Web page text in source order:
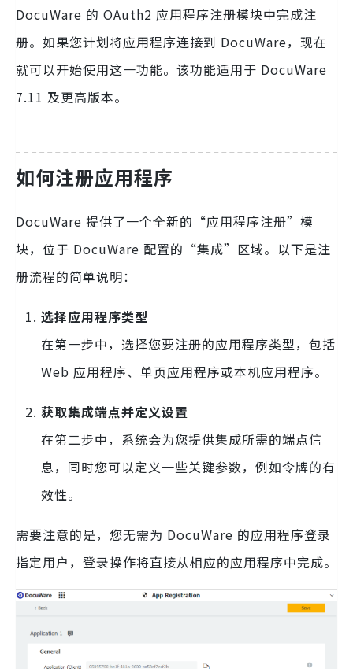
DocuWare 的 OAuth2 应用程序注册模块中完成注
册。如果您计划将应用程序连接到 DocuWare，现在
就可以开始使用这一功能。该功能适用于 DocuWare
7.11 及更高版本。
如何注册应用程序
DocuWare 提供了一个全新的“应用程序注册”模
块，位于 DocuWare 配置的“集成”区域。以下是注
册流程的简单说明：
选择应用程序类型
在第一步中，选择您要注册的应用程序类型，包括
Web 应用程序、单页应用程序或本机应用程序。
获取集成端点并定义设置
在第二步中，系统会为您提供集成所需的端点信
息，同时您可以定义一些关键参数，例如令牌的有
效性。
需要注意的是，您无需为 DocuWare 的应用程序登录
指定用户，登录操作将直接从相应的应用程序中完成。